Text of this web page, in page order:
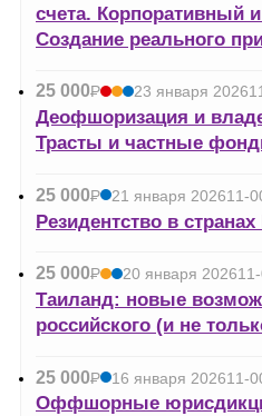
счета. Корпоративный
Создание реального
25 000Р
УБ.
23 января 2026
Деофшоризация и
Трасты и частные
25 000Р
УБ.
21 января 202611-
Резидентство в
25 000Р
УБ.
20 января 2026
Таиланд: новые
российского (и не
25 000Р
УБ.
16 января 202611-
Оффшорные